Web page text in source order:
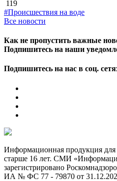
119
#Происшествия на воде
Все новости
Как не пропустить важные
Подпишитесь на наши
Подпишитесь на нас в соц.
Информационная продукция для
старше 16 лет. СМИ
зарегистрировано
ИА № ФС 77 - 79870 от